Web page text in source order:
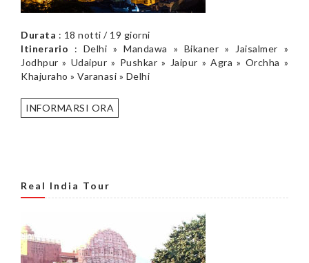
Durata : 18 notti / 19 giorni
Itinerario : Delhi » Mandawa » Bikaner » Jaisalmer »
Jodhpur » Udaipur » Pushkar » Jaipur » Agra » Orchha »
Khajuraho » Varanasi » Delhi
INFORMARSI ORA
Real India Tour